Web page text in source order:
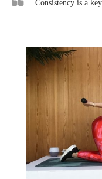
Consistency is a